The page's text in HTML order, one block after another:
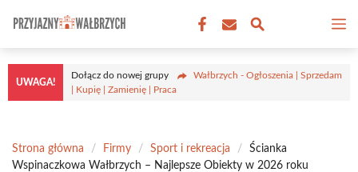
treści
UWAGA!
Dołącz do nowej grupy
Wałbrzych - Ogłoszenia | Sprzedam
| Kupię | Zamienię | Praca
Strona główna / Firmy / Sport i rekreacja /
Ścianka
Wspinaczkowa Wałbrzych – Najlepsze Obiekty w 2026 roku